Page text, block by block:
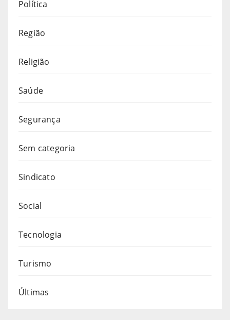
Política
Região
Religião
Saúde
Segurança
Sem categoria
Sindicato
Social
Tecnologia
Turismo
Últimas